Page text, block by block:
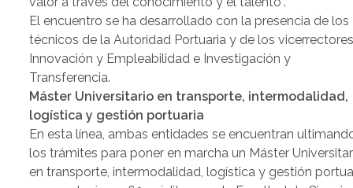
El encuentro se ha desarrollado con la presencia de los
técnicos de la Autoridad Portuaria y de los
Innovación y Empleabilidad e Investigación y
Transferencia.
Máster Universitario en transporte, intermodalidad,
logística y gestión portuaria
En esta línea, ambas entidades se encuentran
los trámites para poner en marcha un Máster
en transporte, intermodalidad, logística y gestión